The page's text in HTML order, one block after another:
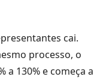
cai.
processo, o
a 130% e começa a